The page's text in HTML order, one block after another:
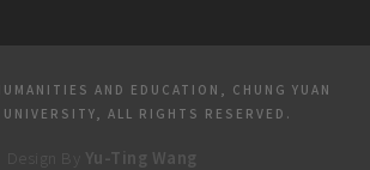
AND EDUCATION, CHUNG YUAN
ALL RIGHTS RESERVED.
Design By Yu-Ting Wang